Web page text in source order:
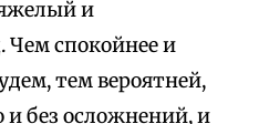
и
спокойнее и
тем вероятней,
и без осложнений, и